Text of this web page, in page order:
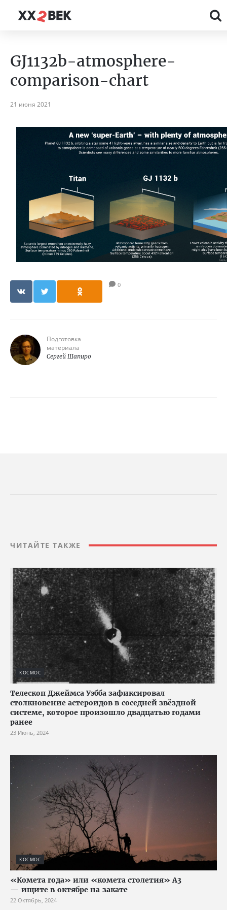
GJ1132b-atmosphere-
comparison-chart
21 июня 2021
0
Подготовка
материала
Сергей Шапиро
ЧИТАЙТЕ ТАКЖЕ
КОСМОС
Телескоп Джеймса Уэбба зафиксировал
столкновение астероидов в соседней звёздной
системе, которое произошло двадцатью годами
ранее
23 Июнь, 2024
КОСМОС
«Комета года» или «комета столетия» A3
— ищите в октябре на закате
22 Октябрь, 2024